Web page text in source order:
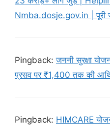
Nmba.dosje.gov.in | पूरी
Pingback:जननी सुरक्षा
प्रसव पर ₹1,400 तक की
Pingback: HIMCARE